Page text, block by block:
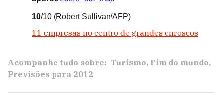
10/10 (Robert Sullivan/AFP)
11 empresas no centro de grandes enroscos
Acompanhe tudo sobre: Turismo Fim do mundo
Previsões para 2012